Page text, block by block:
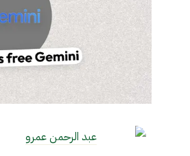
عبد الرحمن عمرو